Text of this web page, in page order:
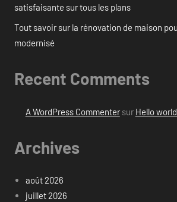
satisfaisante sur tous les plans
Tout savoir sur la rénovation de maison
modernisé
Recent Comments
A WordPress Commentersur Hello
Archives
août 2026
juillet 2026